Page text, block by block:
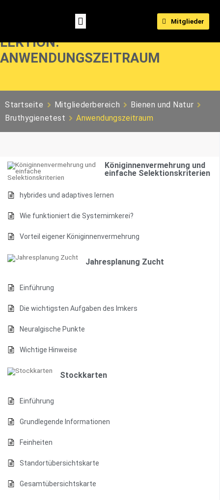
Mitglieder
LEKTION:
ANWENDUNGSZEITRAUM
Startseite Mitgliederbereich
Bienen und Natur
Bruthygienetest
Anwendungszeitraum
Königinnenvermehrung und
einfache Selektionskriterien
hybrides und adaptives lernen
Wie funktioniert die Systemimkerei?
Vorteil eigener Königinnenvermehrung
Jahresplanung Zucht
Einführung
Die wichtigsten Aufgaben des Imkers
Neuralgische Punkte
Wichtige Hinweise
Stockkarten
Einführung
Grundlegende Informationen
Feinheiten
Standortübersichtskarte
Gesamtübersichtskarte